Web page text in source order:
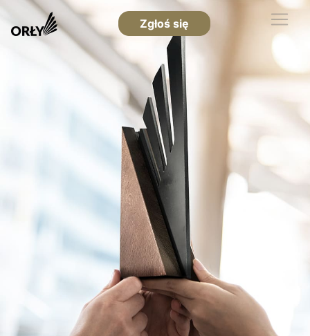
Zgłoś się